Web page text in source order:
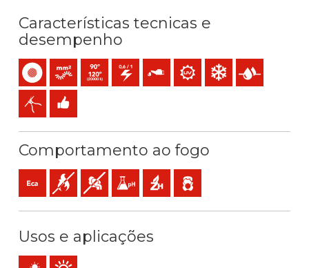
Características tecnicas e
desempenho
MonocondutorCondutor flexível cableado (classe 5) mm2
Temperatura máx. serviço: 90ºC (120ºC 20.000h) /
0,6/1 (1,2) kV C.A / 1,5 (1,8) kV C.C
Resistência ao óleo
Resistência aos raios UV
Resistência ao frio
Presença de
Fácil descascado
Fácil instalação
Comportamento ao fogo
Eca (reacção ao fogo)
Não propagador da chama
Baixa opacidade e produção de fumo
Baixa acidez e condutividade dos gases:
Sem halogéneos
Baixa emissão de gases
Usos e aplicações
Instalações fotovoltaicas
Utilização exterior